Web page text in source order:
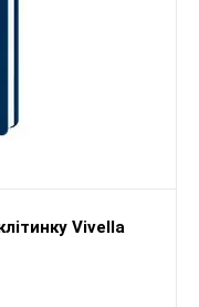
Vivella